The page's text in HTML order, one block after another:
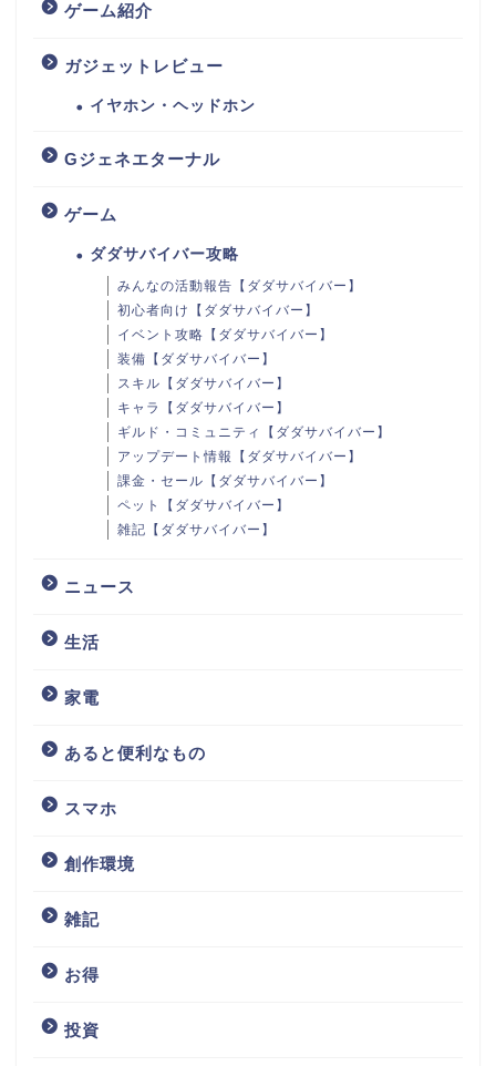
ゲーム紹介
ガジェットレビュー
イヤホン・ヘッドホン
Gジェネエターナル
ゲーム
ダダサバイバー攻略
みんなの活動報告【ダダサバイバー】
初心者向け【ダダサバイバー】
イベント攻略【ダダサバイバー】
装備【ダダサバイバー】
スキル【ダダサバイバー】
キャラ【ダダサバイバー】
ギルド・コミュニティ【ダダサバイバー】
アップデート情報【ダダサバイバー】
課金・セール【ダダサバイバー】
ペット【ダダサバイバー】
雑記【ダダサバイバー】
ニュース
生活
家電
あると便利なもの
スマホ
創作環境
雑記
お得
投資